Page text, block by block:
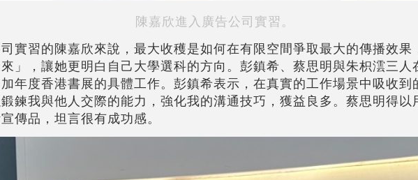
陳嘉欣進入廣告公司實習。
實習的陳嘉欣來說，最大收穫是如何在有限空間爭取最大的傳播效果
來」，讓她更明白自己大學選科的方向。彭鎮希、蔡思明與朱枳澐三人
年度香港書展的具體工作。彭鎮希表示，在真實的工作場景中吸收到
鍊我與他人交際的能力，強化我的溝通技巧，獲益良多。蔡思明得以
傳品，坦言很有成功感。